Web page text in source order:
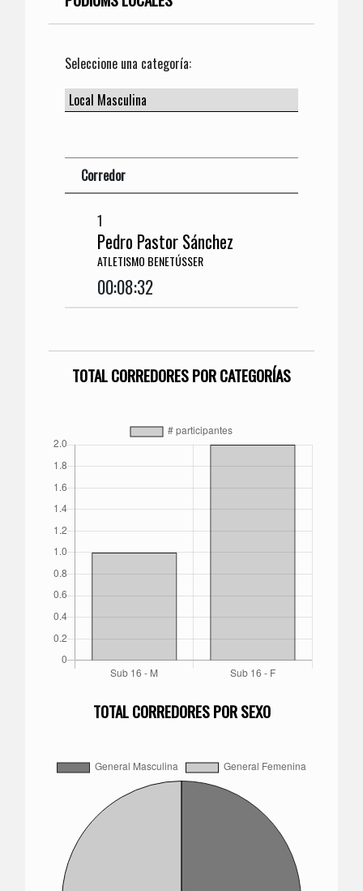
Seleccione una categoría:
Corredor
1
Pedro Pastor Sánchez
ATLETISMO BENETÚSSER
00:08:32
TOTAL CORREDORES POR CATEGORÍAS
TOTAL CORREDORES POR SEXO